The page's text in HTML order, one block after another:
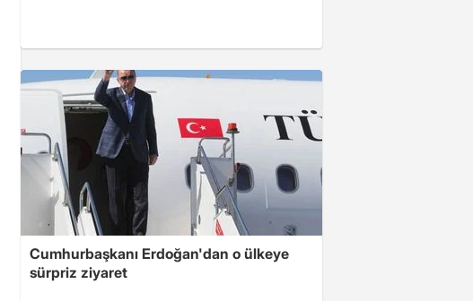
Cumhurbaşkanı Erdoğan'dan o ülkeye
sürpriz ziyaret